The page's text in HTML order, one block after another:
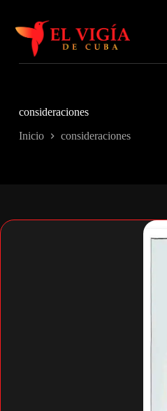
contenido
consideraciones
Inicio consideraciones